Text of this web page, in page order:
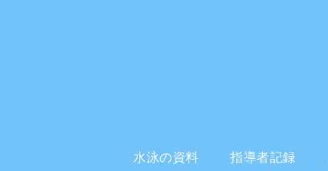
水泳の資料 指導者記録